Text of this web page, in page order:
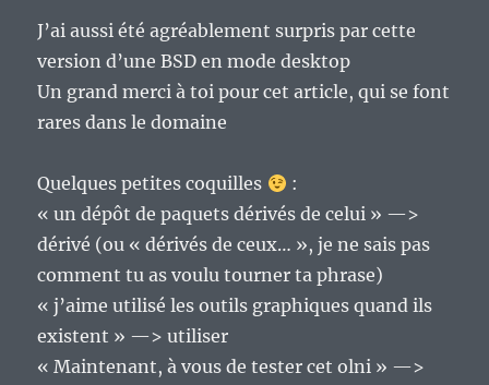
J’ai aussi été agréablement surpris par cette
version d’une BSD en mode desktop
Un grand merci à toi pour cet article, qui se font
rares dans le domaine
Quelques petites coquilles
:
« un dépôt de paquets dérivés de celui » —>
dérivé (ou « dérivés de ceux… », je ne sais pas
comment tu as voulu tourner ta phrase)
« j’aime utilisé les outils graphiques quand ils
existent » —> utiliser
« Maintenant, à vous de tester cet olni » —>